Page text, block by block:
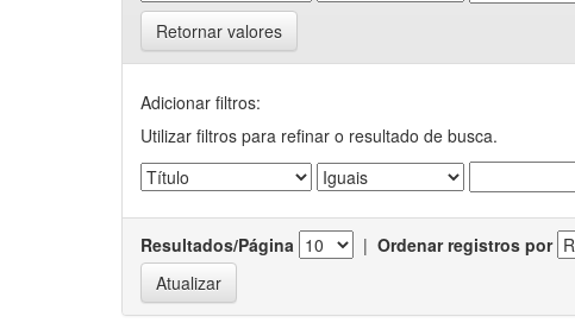
Retornar valores
Adicionar filtros:
Utilizar filtros para refinar o resultado de busca.
Resultados/Página | Ordenar registros por